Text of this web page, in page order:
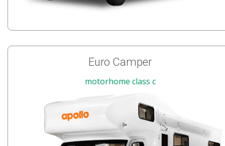
Euro Camper
motorhome class c